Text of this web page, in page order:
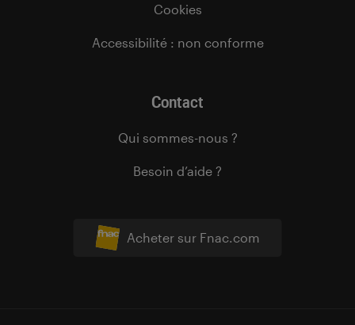
Acheter sur Fnac.com
Cookies
Accessibilité : non conforme
Contact
Qui sommes-nous ?
Besoin d’aide ?